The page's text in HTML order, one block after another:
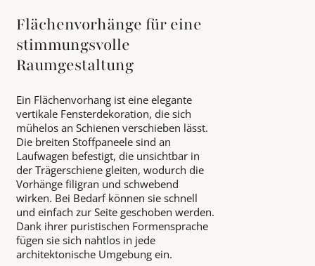
Flächenvorhänge für eine
stimmungsvolle
Raumgestaltung
Ein Flächenvorhang ist eine elegante
vertikale Fensterdekoration, die sich
mühelos an Schienen verschieben lässt.
Die breiten Stoffpaneele sind an
Laufwagen befestigt, die unsichtbar in
der Trägerschiene gleiten, wodurch die
Vorhänge filigran und schwebend
wirken. Bei Bedarf können sie schnell
und einfach zur Seite geschoben werden.
Dank ihrer puristischen Formensprache
fügen sie sich nahtlos in jede
architektonische Umgebung ein.